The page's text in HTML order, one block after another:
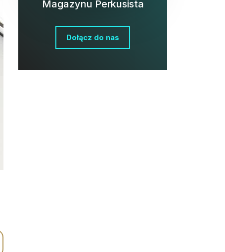
Magazynu Perkusista
Dołącz do nas